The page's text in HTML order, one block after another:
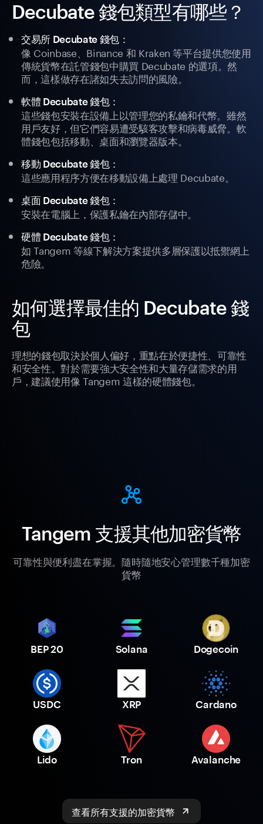
Decubate 錢包類型有哪些？
交易所 Decubate 錢包：
像 Coinbase、Binance 和 Kraken 等平台提供您使用
傳統貨幣在託管錢包中購買 Decubate 的選項。然
而，這樣做存在諸如失去訪問的風險。
軟體 Decubate 錢包：
這些錢包安裝在設備上以管理您的私鑰和代幣。雖然
用戶友好，但它們容易遭受駭客攻擊和病毒威脅。軟
體錢包包括移動、桌面和瀏覽器版本。
移動 Decubate 錢包：
這些應用程序方便在移動設備上處理 Decubate。
桌面 Decubate 錢包：
安裝在電腦上，保護私鑰在內部存儲中。
硬體 Decubate 錢包：
如 Tangem 等線下解決方案提供多層保護以抵禦網上
危險。
如何選擇最佳的 Decubate 錢
包
理想的錢包取決於個人偏好，重點在於便捷性、可靠性
和安全性。對於需要強大安全性和大量存儲需求的用
戶，建議使用像 Tangem 這樣的硬體錢包。
Tangem 支援其他加密貨幣
可靠性與便利盡在掌握。隨時隨地安心管理數千種加密
貨幣
BEP 20 Solana Dogecoin
USDC XRP Cardano
Lido Tron Avalanche
查看所有支援的加密貨幣